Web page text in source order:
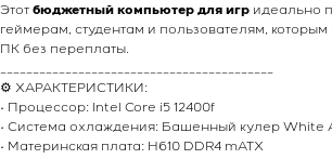
Этот бюджетный компьютер для игр идеально
геймерам, студентам и пользователям,
ПК без переплаты.
⚙️ ХАРАКТЕРИСТИКИ:
• Процессор: Intel Core i5 12400f
• Система охлаждения: Башенный кулер White
• Материнская плата: H610 DDR4 mATX